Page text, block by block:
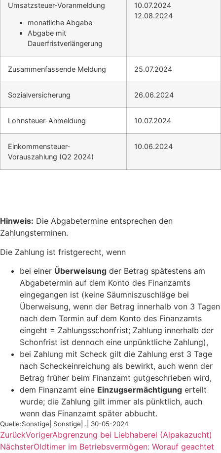
Umsatzsteuer-Voranmeldung
monatliche Abgabe
Abgabe mit
Dauerfristverlängerung
10.07.2024
12.08.2024
Zusammenfassende Meldung 25.07.2024
Sozialversicherung 26.06.2024
Lohnsteuer-Anmeldung 10.07.2024
Einkommensteuer-
Vorauszahlung (Q2 2024)
10.06.2024
Hinweis: Die Abgabetermine entsprechen den
Zahlungsterminen.
Die Zahlung ist fristgerecht, wenn
bei einer Überweisung der Betrag spätestens am
Abgabetermin auf dem Konto des Finanzamts
eingegangen ist (keine Säumniszuschläge bei
Überweisung, wenn der Betrag innerhalb von 3 Tagen
nach dem Termin auf dem Konto des Finanzamts
eingeht = Zahlungsschonfrist; Zahlung innerhalb der
Schonfrist ist dennoch eine unpünktliche Zahlung),
bei Zahlung mit Scheck gilt die Zahlung erst 3 Tage
nach Scheckeinreichung als bewirkt, auch wenn der
Betrag früher beim Finanzamt gutgeschrieben wird,
dem Finanzamt eine Einzugsermächtigung erteilt
wurde; die Zahlung gilt immer als pünktlich, auch
wenn das Finanzamt später abbucht.
Quelle:Sonstige| Sonstige| .| 30-05-2024
ZurückVorigerAbgrenzung bei Liebhaberei (Alpakazucht)
NächsterOldtimer im Betriebsvermögen: Worauf geachtet